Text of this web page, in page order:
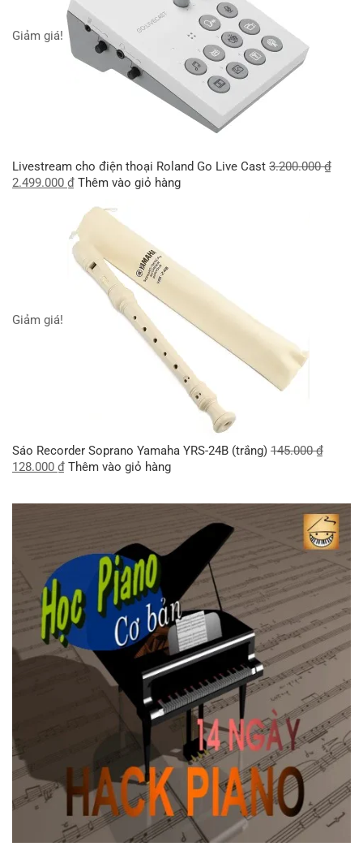
Giảm giá!
Livestream cho điện thoại Roland Go Live Cast 3.200.000₫
2.499.000 ₫ Thêm vào giỏ hàng
Giảm giá!
Sáo Recorder Soprano Yamaha YRS-24B (trắng) 145.000₫
128.000 ₫ Thêm vào giỏ hàng